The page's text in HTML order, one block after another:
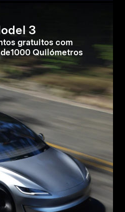
3
gratuitos com
Quilómetros